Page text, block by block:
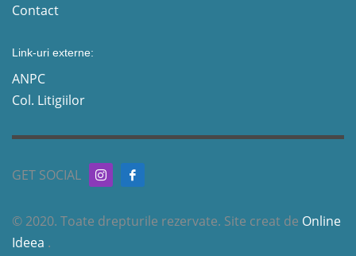
Contact
Link-uri externe:
ANPC
Col. Litigiilor
GET SOCIAL
© 2020. Toate drepturile rezervate. Site creat de Online
Ideea .